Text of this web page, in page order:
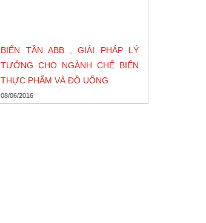
BIẾN TẦN ABB , GIẢI PHÁP LÝ
TƯỞNG CHO NGÀNH CHẾ BIẾN
THỰC PHẨM VÀ ĐỒ UỐNG
08/06/2016